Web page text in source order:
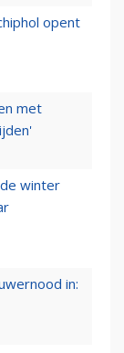
opent
met
winter
in: